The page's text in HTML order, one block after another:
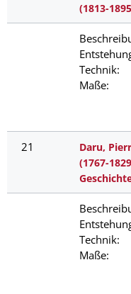
(1813-
Technik:
Maße:
21
Daru,
(1767-
Technik:
Maße: